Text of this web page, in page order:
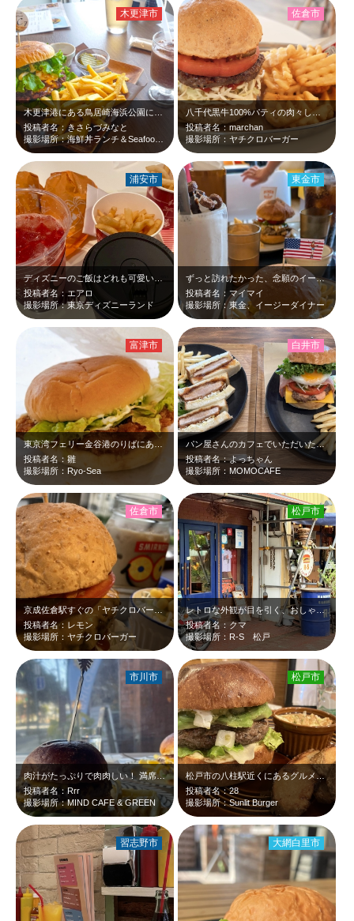
投稿者名：きさらづみなと
撮影場所：海鮮丼ランチ＆Seafood Dinner C7
木更津市
八千代黒牛100%パティの肉々しさがすごい！噛むほどに溢れるジューシーな旨味に…
投稿者名：marchan
撮影場所：ヤチクロバーガー
佐倉市
ディズニーのご飯はどれも可愛いし美味しかったです。
投稿者名：エアロ
撮影場所：東京ディズニーランド
浦安市
ずっと訪れたかった、念願のイージーダイナーにて、ボリューム満点のハンバーガーを…
投稿者名：マイマイ
撮影場所：東金、イージーダイナー
東金市
投稿者名：雛
撮影場所：Ryo-Sea
富津市
パン屋さんのカフェでいただいたボリューム満点のハンバーガー。カツサンドもなかな…
投稿者名：よっちゃん
撮影場所：MOMOCAFE
白井市
投稿者名：レモン
撮影場所：ヤチクロバーガー
佐倉市
レトロな外観が目を引く、おしゃれなハンバーガー屋さん「R-S」。 アメリカン…
投稿者名：クマ
撮影場所：R-S 松戸
松戸市
肉汁がたっぷりで肉肉しい！ 満席だったため、テラス席で美味しく頂きました。
投稿者名：Rrr
撮影場所：MIND CAFE & GREEN
市川市
松戸市の八柱駅近くにあるグルメバーガー屋さん。肉肉しいパティが美味しい。
投稿者名：28
撮影場所：Sunlit Burger
松戸市
習志野市 大網白里市